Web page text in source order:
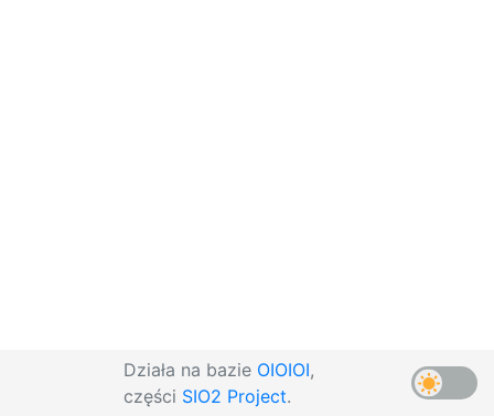
Działa na bazie OIOIOI,
części SIO2 Project.